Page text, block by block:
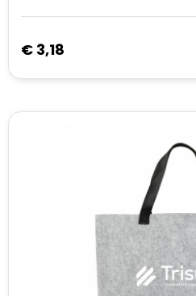
Ocean Bottle
Parker
€ 3,18